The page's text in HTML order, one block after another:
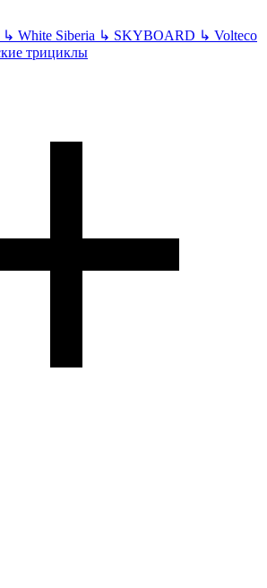
↳ White Siberia ↳ SKYBOARD ↳ Volteco
трициклы